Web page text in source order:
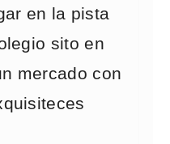
en la pista
sito en
mercado con